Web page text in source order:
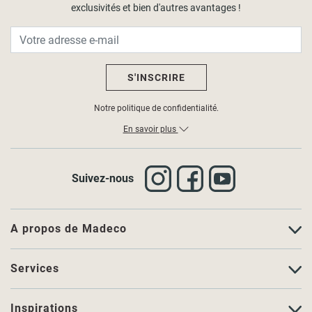
A propos de Madeco
Services
Inspirations
exclusivités et bien d'autres avantages !
S'INSCRIRE
Notre politique de confidentialité.
En savoir plus
Suivez-nous